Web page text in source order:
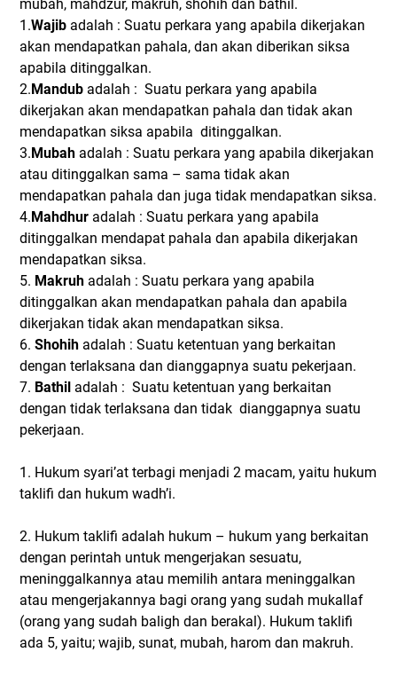
mubah, mahdzur, makruh, shohih dan bathil.
1.Wajib adalah : Suatu perkara yang apabila dikerjakan
akan mendapatkan pahala, dan akan diberikan siksa
apabila ditinggalkan.
2.Mandub adalah : Suatu perkara yang apabila
dikerjakan akan mendapatkan pahala dan tidak akan
mendapatkan siksa apabila ditinggalkan.
3.Mubah adalah : Suatu perkara yang apabila dikerjakan
atau ditinggalkan sama – sama tidak akan
mendapatkan pahala dan juga tidak mendapatkan siksa.
4.Mahdhur adalah : Suatu perkara yang apabila
ditinggalkan mendapat pahala dan apabila dikerjakan
mendapatkan siksa.
5. Makruh adalah : Suatu perkara yang apabila
ditinggalkan akan mendapatkan pahala dan apabila
dikerjakan tidak akan mendapatkan siksa.
6. Shohih adalah : Suatu ketentuan yang berkaitan
dengan terlaksana dan dianggapnya suatu pekerjaan.
7. Bathil adalah : Suatu ketentuan yang berkaitan
dengan tidak terlaksana dan tidak dianggapnya suatu
pekerjaan.
1. Hukum syari’at terbagi menjadi 2 macam, yaitu hukum
taklifi dan hukum wadh’i.
2. Hukum taklifi adalah hukum – hukum yang berkaitan
dengan perintah untuk mengerjakan sesuatu,
meninggalkannya atau memilih antara meninggalkan
atau mengerjakannya bagi orang yang sudah mukallaf
(orang yang sudah baligh dan berakal). Hukum taklifi
ada 5, yaitu; wajib, sunat, mubah, harom dan makruh.